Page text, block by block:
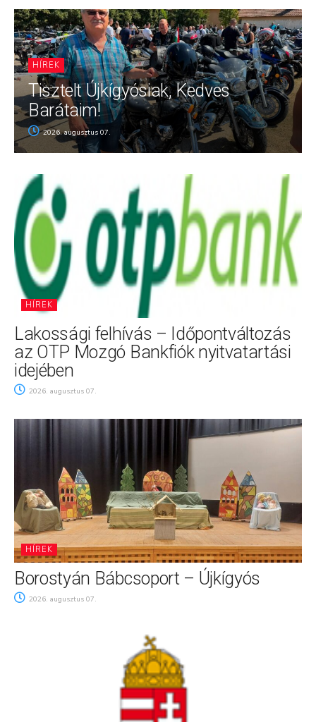
HÍREK
Tisztelt Újkígyósiak, Kedves
Barátaim!
2026. augusztus 07.
HÍREK
Lakossági felhívás – Időpontváltozás
az OTP Mozgó Bankfiók nyitvatartási
idejében
2026. augusztus 07.
HÍREK
Borostyán Bábcsoport – Újkígyós
2026. augusztus 07.